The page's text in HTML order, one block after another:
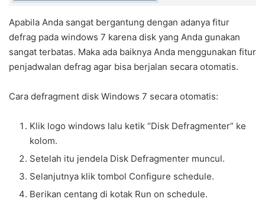
Apabila Anda sangat bergantung dengan adanya fitur
defrag pada windows 7 karena disk yang Anda gunakan
sangat terbatas. Maka ada baiknya Anda menggunakan fitur
penjadwalan defrag agar bisa berjalan secara otomatis.
Cara defragment disk Windows 7 secara otomatis:
Klik logo windows lalu ketik “Disk Defragmenter” ke
kolom.
Setelah itu jendela Disk Defragmenter muncul.
Selanjutnya klik tombol Configure schedule.
Berikan centang di kotak Run on schedule.